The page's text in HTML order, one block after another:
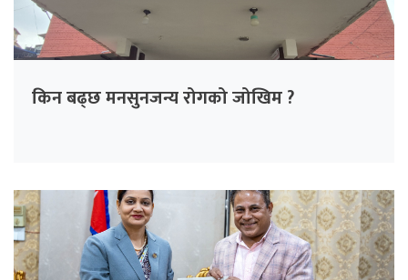
किन बढ्छ मनसुनजन्य रोगको जोखिम ?